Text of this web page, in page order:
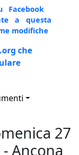
Facebook
a questa
modifiche
che
27
Ancona